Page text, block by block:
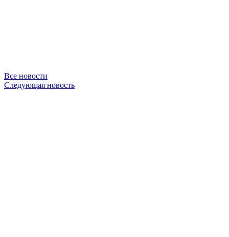
Все новости
Следующая новость